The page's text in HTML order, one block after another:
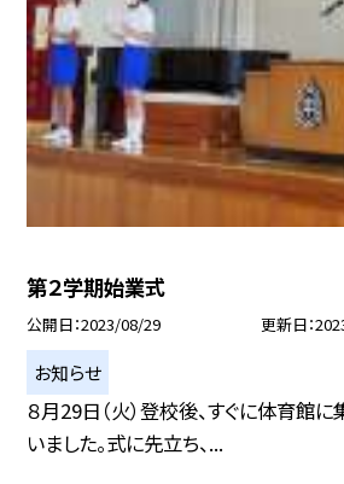
第２学期始業式
公開日 2023/08/29 更新日
お知らせ
８月29日（火）登校後、すぐに体育館
いました。式に先立ち、...